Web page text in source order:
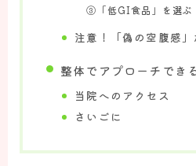
肩痛・肩こりへのアプロー
③「低GI食品」を選ぶ
注意！「偽の空腹感」
整体でアプローチでき
当院へのアクセス
さいごに